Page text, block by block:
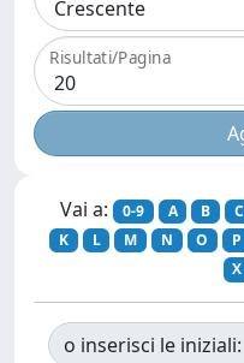
Risultati/Pagina
Vai a: 0-9 A B C
K
L M N O P
X
o inserisci le iniziali: